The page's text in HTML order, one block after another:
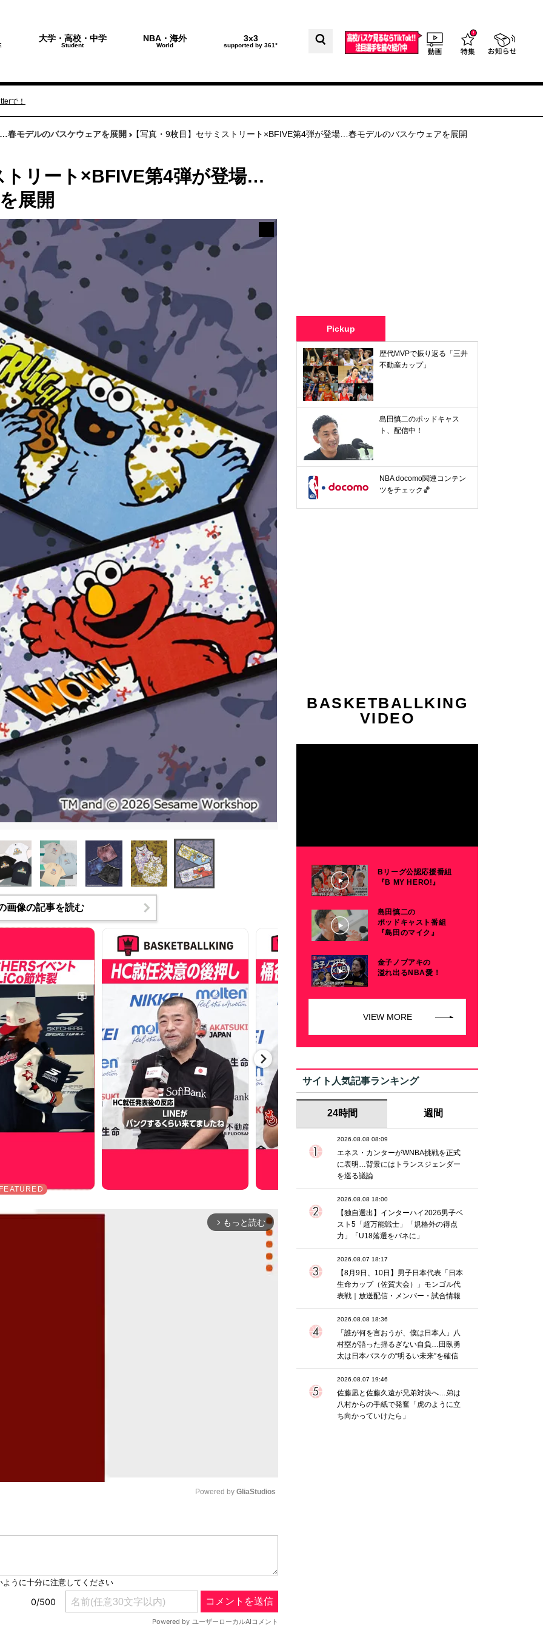
大学・高校・中学
Student
NBA・海外
World
3x3
supported by 361°
で！
春モデルのバスケウェアを展開 【写真・9枚目】セサミストリート×BFIVE第4弾が登場…春モデルのバスケウェアを展開
トリート×BFIVE第4弾が登場…
展開
画像の記事を読む
arrow_forward_ios もっと読む
Powered by GliaStudios
Pickup
歴代MVPで振り返る「三井
不動産カップ」
島田慎二のポッドキャス
ト、配信中！
NBA docomo関連コンテン
ツをチェック🏀
BASKETBALLKING
VIDEO
Bリーグ公認応援番組
『B MY HERO!』
島田慎二の
ポッドキャスト番組
『島田のマイク』
金子ノブアキの
溢れ出るNBA愛！
VIEW MORE
サイト人気記事ランキング
24時間 週間
2026.08.08 08:09
エネス・カンターがWNBA挑戦を正式
に表明…背景にはトランスジェンダー
を巡る議論
2026.08.08 18:00
【独自選出】インターハイ2026男子ベ
スト5「超万能戦士」「規格外の得点
力」「U18落選をバネに」
2026.08.07 18:17
【8月9日、10日】男子日本代表「日本
生命カップ（佐賀大会）」モンゴル代
表戦｜放送配信・メンバー・試合情報
2026.08.08 18:36
「誰が何を言おうが、僕は日本人」八
村塁が語った揺るぎない自負…田臥勇
太は日本バスケの“明るい未来”を確信
2026.08.07 19:46
佐藤凪と佐藤久遠が兄弟対決へ…弟は
八村からの手紙で発奮「虎のように立
ち向かっていけたら」